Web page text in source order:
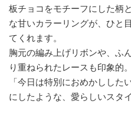
板チョコをモチーフにした柄
な甘いカラーリングが、ひと
てくれます。
胸元の編み上げリボンや、ふ
り重ねられたレースも印象的。
「今日は特別におめかしした
にしたような、愛らしいスタ